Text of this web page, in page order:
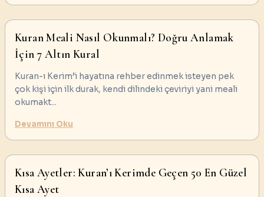
Kuran Meali Nasıl Okunmalı? Doğru Anlamak
İçin 7 Altın Kural
Kuran-ı Kerim’i hayatına rehber edinmek isteyen pek
çok kişi için ilk durak, kendi dilindeki çeviriyi yani meali
okumakt...
Devamını Oku
Kısa Ayetler: Kuran’ı Kerimde Geçen 50 En Güzel
Kısa Ayet